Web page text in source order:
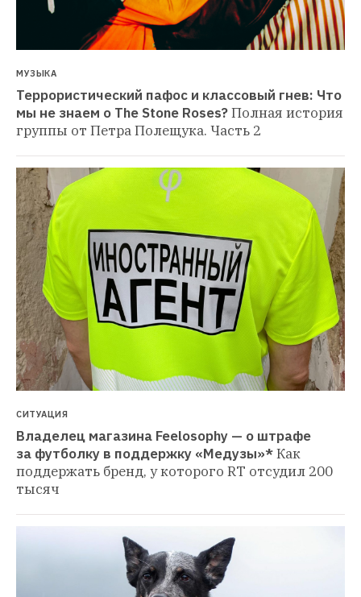
МУЗЫКА
Террористический пафос и классовый гнев: Что
мы не знаем о The Stone Roses?Полная история
группы от Петра Полещука. Часть 2
СИТУАЦИЯ
Владелец магазина Feelosophy — о штрафе
за футболку в поддержку «Медузы»*Как
поддержать бренд, у которого RT отсудил 200
тысяч